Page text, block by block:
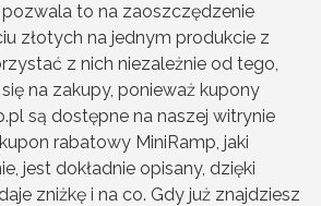
pozwala to na zaoszczędzenie
złotych na jednym produkcie z
z nich niezależnie od tego,
na zakupy, ponieważ kupony
są dostępne na naszej witrynie
rabatowy MiniRamp, jaki
jest dokładnie opisany, dzięki
zniżkę i na co. Gdy już znajdziesz